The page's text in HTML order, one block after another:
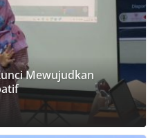
Mewujudkan